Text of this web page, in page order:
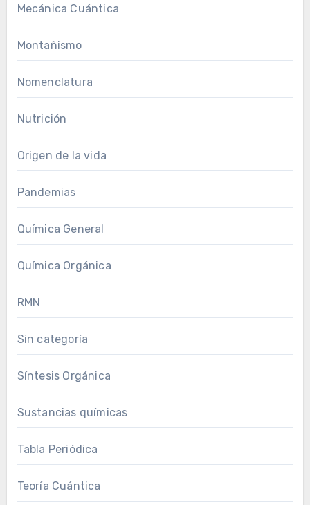
Mecánica Cuántica
Montañismo
Nomenclatura
Nutrición
Origen de la vida
Pandemias
Química General
Química Orgánica
RMN
Sin categoría
Síntesis Orgánica
Sustancias químicas
Tabla Periódica
Teoría Cuántica